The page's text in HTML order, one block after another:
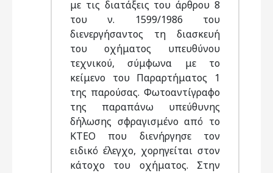
με τις διατάξεις του άρθρου 8
του ν. 1599/1986 του
διενεργήσαντος τη διασκευή
του οχήματος υπευθύνου
τεχνικού, σύμφωνα με το
κείμενο του Παραρτήματος 1
της παρούσας. Φωτοαντίγραφο
της παραπάνω υπεύθυνης
δήλωσης σφραγισμένο από το
ΚΤΕΟ που διενήργησε τον
ειδικό έλεγχο, χορηγείται στον
κάτοχο του οχήματος. Στην